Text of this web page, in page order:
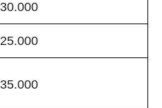
30.000
25.000
35.000